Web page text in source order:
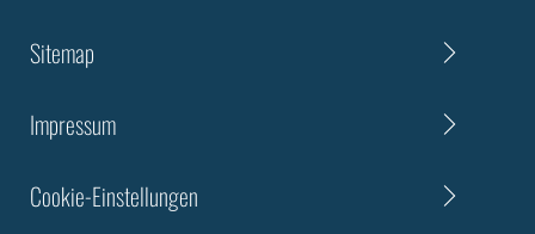
Sitemap
Impressum
Cookie-Einstellungen